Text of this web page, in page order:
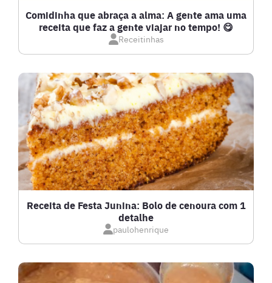
DOCES E SOBREMESAS
DRINKS
FRANGO
FRUTOS DO MAR
GRATINADOS
LANCHES
Comidinha que abraça a alma: A gente ama uma
receita que faz a gente viajar no tempo! 😋
Receitinhas
Receita de Festa Junina: Bolo de cenoura com 1
detalhe
paulohenrique